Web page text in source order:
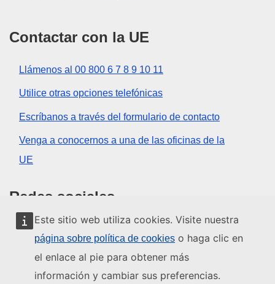
Este sitio web utiliza cookies. Visite nuestra
página sobre política de cookies o haga clic en
el enlace al pie para obtener más
información y cambiar sus preferencias.
Contactar con la UE
Llámenos al 00 800 6 7 8 9 10 11
Utilice otras opciones telefónicas
Escríbanos a través del formulario de contacto
Venga a conocernos a una de las oficinas de la
UE
Redes sociales
Buscar los canales de la UE en las redes sociales
Instituciones y organismos de la UE